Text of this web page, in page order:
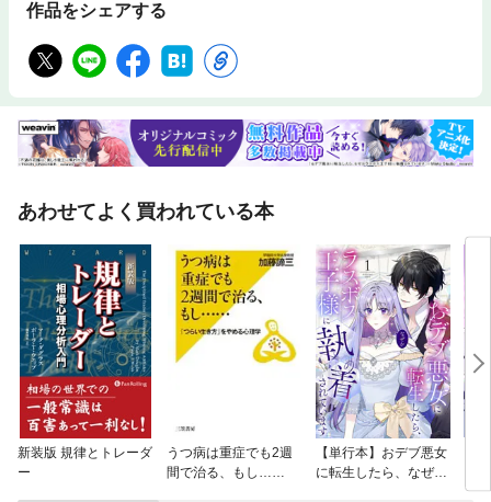
作品をシェアする
あわせてよく買われている本
新装版 規律とトレーダ
ー
うつ病は重症でも2週
間で治る、もし……
【単行本】おデブ悪女
に転生したら、なぜか